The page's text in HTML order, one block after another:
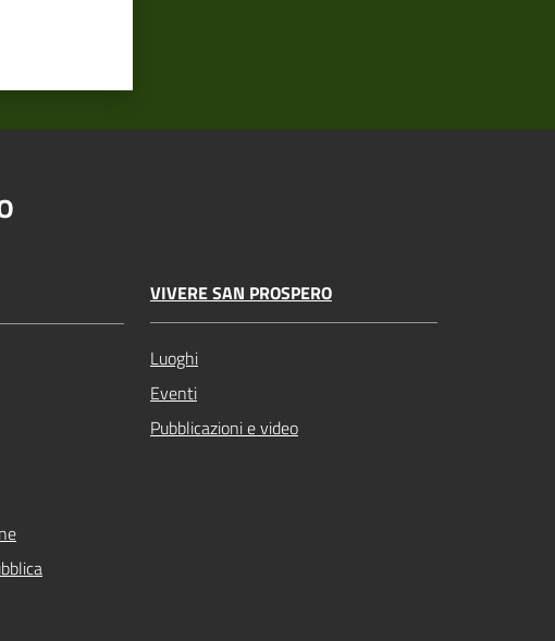
VIVERE SAN PROSPERO
Luoghi
Eventi
Pubblicazioni e video